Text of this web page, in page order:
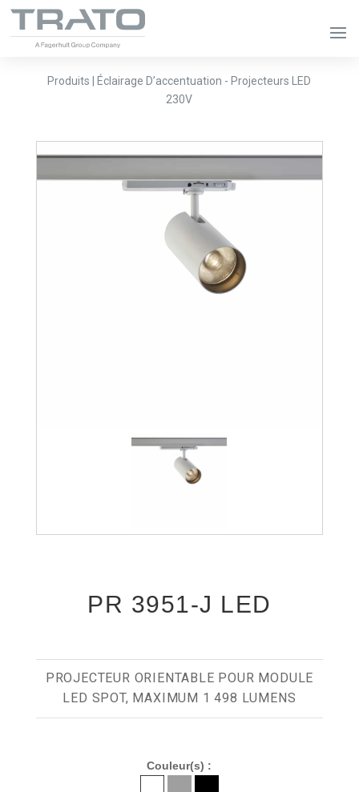
Produits | Éclairage D’accentuation - Projecteurs LED
230V
PR 3951-J LED
PROJECTEUR ORIENTABLE POUR MODULE
LED SPOT, MAXIMUM 1 498 LUMENS
Couleur(s) :